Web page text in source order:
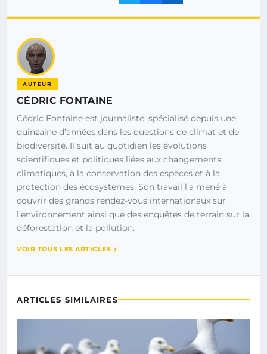
AUTEUR
CÉDRIC FONTAINE
Cédric Fontaine est journaliste, spécialisé depuis une
quinzaine d’années dans les questions de climat et de
biodiversité. Il suit au quotidien les évolutions
scientifiques et politiques liées aux changements
climatiques, à la conservation des espèces et à la
protection des écosystèmes. Son travail l’a mené à
couvrir des grands rendez-vous internationaux sur
l’environnement ainsi que des enquêtes de terrain sur la
déforestation et la pollution.
VOIR TOUS LES ARTICLES
ARTICLES SIMILAIRES